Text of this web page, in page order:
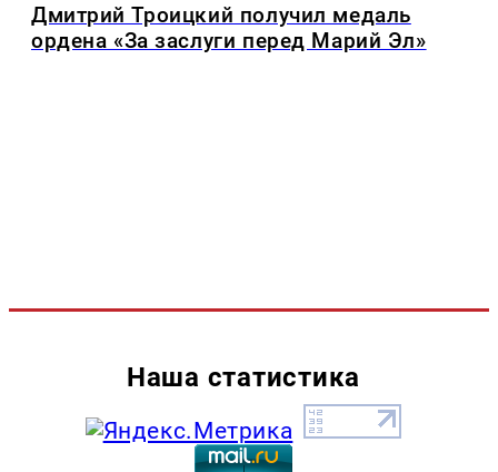
Дмитрий Троицкий получил медаль
ордена «За заслуги перед Марий Эл»
Наша статистика